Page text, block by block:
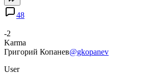
48
-2
Karma
Григорий Копанев@gkopanev
User